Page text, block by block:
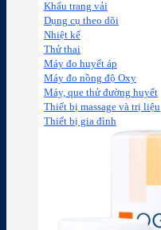
Khẩu trang vải
Dụng cụ theo dõi
Nhiệt kế
Thử thai
Máy đo huyết áp
Máy đo nồng độ Oxy
Máy, que thử đường huyết
Thiết bị massage và trị liệu
Thiết bị gia đình